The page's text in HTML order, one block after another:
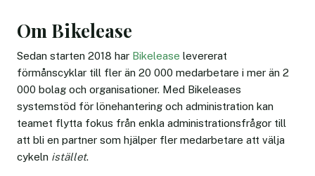
Om Bikelease
Sedan starten 2018 har Bikelease levererat
förmånscyklar till fler än 20 000 medarbetare i mer än 2
000 bolag och organisationer. Med Bikeleases
systemstöd för lönehantering och administration kan
teamet flytta fokus från enkla administrationsfrågor till
att bli en partner som hjälper fler medarbetare att välja
cykeln istället.